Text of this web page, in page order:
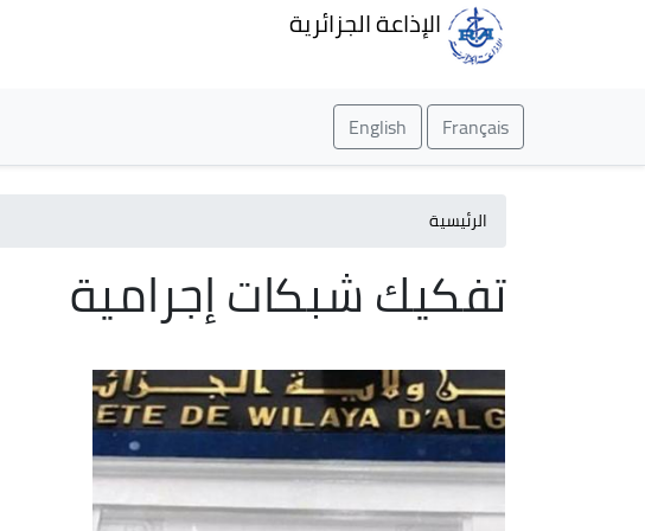
الإذاعة الجزائرية
Français
English
الرئيسية
تفكيك شبكات إجرامية